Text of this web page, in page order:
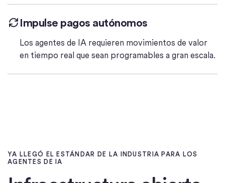
Impulse pagos autónomos
Los agentes de IA requieren movimientos de valor
en tiempo real que sean programables a gran escala.
YA LLEGÓ EL ESTÁNDAR DE LA INDUSTRIA PARA LOS
AGENTES DE IA